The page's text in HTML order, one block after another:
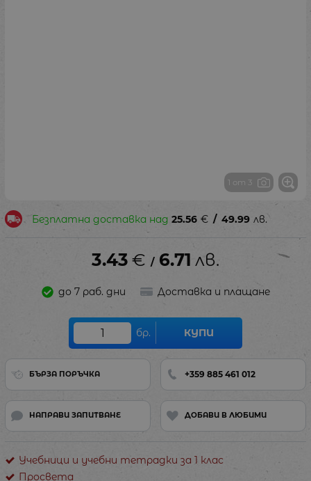
1 от 3
Безплатна доставка над 25.56 € / 49.99 лв.
3.43 € / 6.71 лв.
до 7 раб. дни Доставка и плащане
бр. КУПИ
БЪРЗА ПОРЪЧКА +359 885 461 012
НАПРАВИ ЗАПИТВАНЕ ДОБАВИ В ЛЮБИМИ
Учебници и учебни тетрадки за 1 клас
Просвета